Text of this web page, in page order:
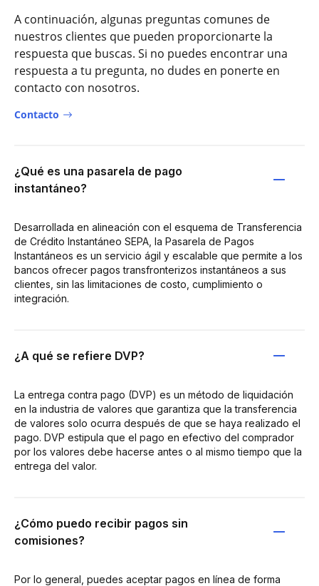
A continuación, algunas preguntas comunes de
nuestros clientes que pueden proporcionarte la
respuesta que buscas. Si no puedes encontrar una
respuesta a tu pregunta, no dudes en ponerte en
contacto con nosotros.
Contacto
¿Qué es una pasarela de pago
instantáneo?
Desarrollada en alineación con el esquema de Transferencia
de Crédito Instantáneo SEPA, la Pasarela de Pagos
Instantáneos es un servicio ágil y escalable que permite a los
bancos ofrecer pagos transfronterizos instantáneos a sus
clientes, sin las limitaciones de costo, cumplimiento o
integración.
¿A qué se refiere DVP?
La entrega contra pago (DVP) es un método de liquidación
en la industria de valores que garantiza que la transferencia
de valores solo ocurra después de que se haya realizado el
pago. DVP estipula que el pago en efectivo del comprador
por los valores debe hacerse antes o al mismo tiempo que la
entrega del valor.
¿Cómo puedo recibir pagos sin
comisiones?
Por lo general, puedes aceptar pagos en línea de forma